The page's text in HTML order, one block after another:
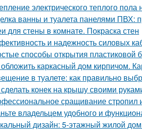
электрического теплого пола
ванны и туалета панелями ПВХ:
для стены в комнате. Покраска стен
и надежность силовых
способы открытия пластиковой
обложить каркасный дом кирпичом.
в туалете: как правильно
конек на крышу своими
сращивание стропил
владельцем удобного и
дизайн: 5-этажный жилой